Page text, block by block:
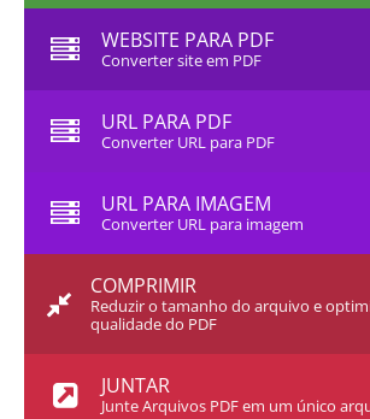
WEBSITE PARA PDF
Converter site em PDF
URL PARA PDF
Converter URL para PDF
URL PARA IMAGEM
Converter URL para imagem
COMPRIMIR
Reduzir o tamanho do arquivo e
qualidade do PDF
JUNTAR
Junte Arquivos PDF em um único